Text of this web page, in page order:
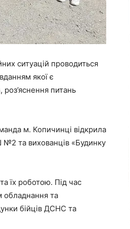
ситуацій проводиться
якої є
питань
м. Копичинці відкрила
та вихованців «Будинку
їх роботою. Під час
обладнання та
бійців ДСНС та